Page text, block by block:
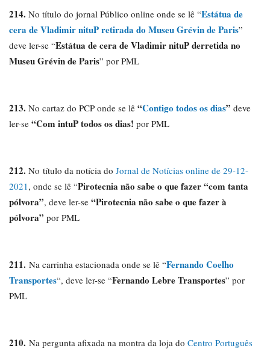
214. No título do jornal Público online onde se lê “Estátua de
cera de Vladimir nituP retirada do Museu Grévin de Paris”
deve ler-se “Estátua de cera de Vladimir nituP derretida no
Museu Grévin de Paris” por PML
213. No cartaz do PCP onde se lê “Contigo todos os dias” deve
ler-se “Com intuP todos os dias! por PML
212. No título da notícia do Jornal de Notícias online de 29-12-
2021, onde se lê “Pirotecnia não sabe o que fazer “com tanta
pólvora”, deve ler-se “Pirotecnia não sabe o que fazer à
pólvora” por PML
211. Na carrinha estacionada onde se lê “Fernando Coelho
Transportes“, deve ler-se “Fernando Lebre Transportes” por
PML
210. Na pergunta afixada na montra da loja do Centro Português